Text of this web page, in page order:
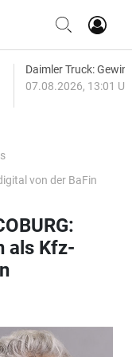
Daimler Truck:
07.08.2026, 13:01
von der BaFin
als Kfz-